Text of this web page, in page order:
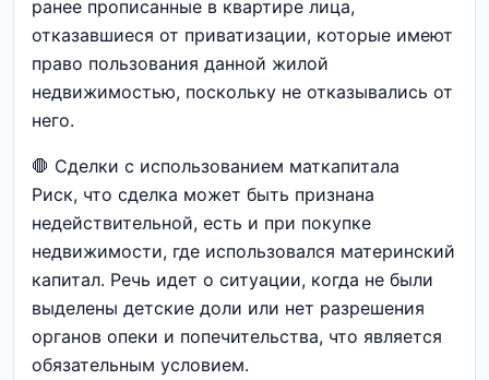
ранее прописанные в квартире лица,
отказавшиеся от приватизации, которые имеют
право пользования данной жилой
недвижимостью, поскольку не отказывались от
него.
🛑 Сделки с использованием маткапитала
Риск, что сделка может быть признана
недействительной, есть и при покупке
недвижимости, где использовался материнский
капитал. Речь идет о ситуации, когда не были
выделены детские доли или нет разрешения
органов опеки и попечительства, что является
обязательным условием.